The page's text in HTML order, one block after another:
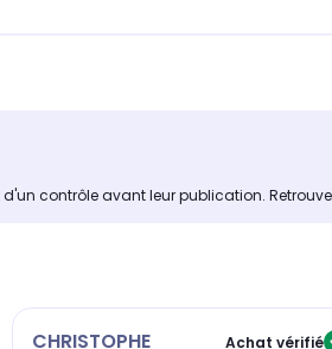
contrôle avant leur publication.
CHRISTOPHE Achat vérifié